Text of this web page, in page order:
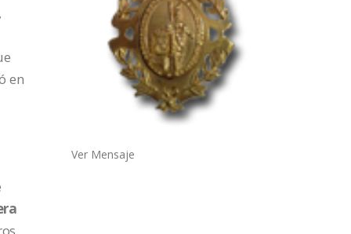
en
Ver Mensaje